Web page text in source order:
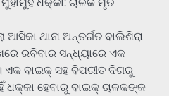
ଥାନା ଅନ୍ତର୍ଗତ ବାଲିଶିରା
ରବିବାର ସନ୍ଧ୍ୟାରେ ଏକ
ଏକ ବାଇକ୍ ସହ ବିପରୀତ ଦିଗରୁ
ହେବାରୁ ବାଇକ୍ ଚାଳକଙ୍କ